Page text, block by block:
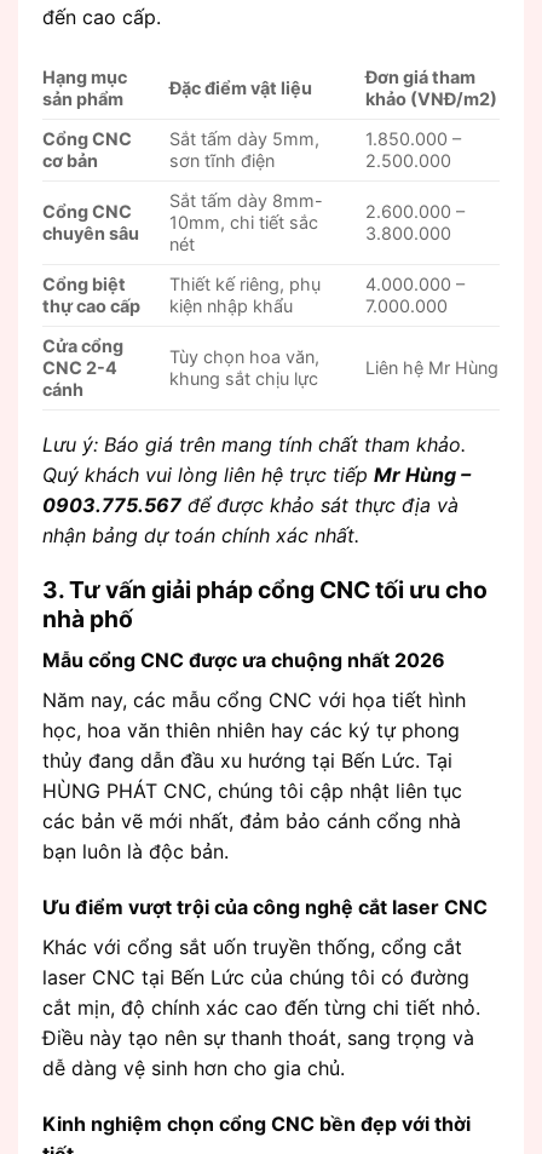
đến cao cấp.
Hạng mục
sản phẩm
Đặc điểm vật liệu
Đơn giá tham
khảo (VNĐ/m2)
Cổng CNC
cơ bản
Sắt tấm dày 5mm,
sơn tĩnh điện
1.850.000 –
2.500.000
Cổng CNC
chuyên sâu
Sắt tấm dày 8mm-
10mm, chi tiết sắc
nét
2.600.000 –
3.800.000
Cổng biệt
thự cao cấp
Thiết kế riêng, phụ
kiện nhập khẩu
4.000.000 –
7.000.000
Cửa cổng
CNC 2-4
cánh
Tùy chọn hoa văn,
khung sắt chịu lực
Liên hệ Mr Hùng
Lưu ý: Báo giá trên mang tính chất tham khảo.
Quý khách vui lòng liên hệ trực tiếp Mr Hùng –
0903.775.567 để được khảo sát thực địa và
nhận bảng dự toán chính xác nhất.
3. Tư vấn giải pháp cổng CNC tối ưu cho
nhà phố
Mẫu cổng CNC được ưa chuộng nhất 2026
Năm nay, các mẫu cổng CNC với họa tiết hình
học, hoa văn thiên nhiên hay các ký tự phong
thủy đang dẫn đầu xu hướng tại Bến Lức. Tại
HÙNG PHÁT CNC, chúng tôi cập nhật liên tục
các bản vẽ mới nhất, đảm bảo cánh cổng nhà
bạn luôn là độc bản.
Ưu điểm vượt trội của công nghệ cắt laser CNC
Khác với cổng sắt uốn truyền thống, cổng cắt
laser CNC tại Bến Lức của chúng tôi có đường
cắt mịn, độ chính xác cao đến từng chi tiết nhỏ.
Điều này tạo nên sự thanh thoát, sang trọng và
dễ dàng vệ sinh hơn cho gia chủ.
Kinh nghiệm chọn cổng CNC bền đẹp với thời